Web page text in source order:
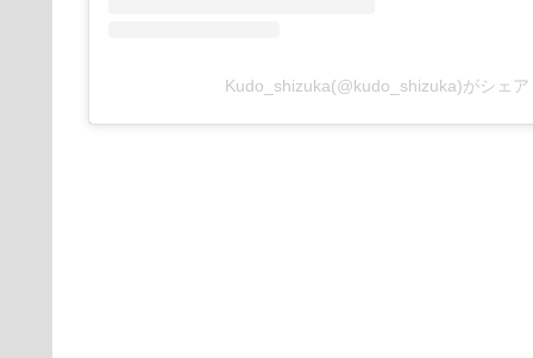
Kudo_shizuka(@kudo_shizuka)がシェア